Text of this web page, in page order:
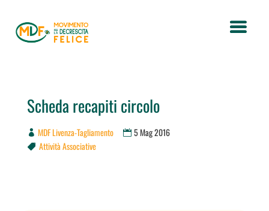
Scheda recapiti circolo
MDF Livenza-Tagliamento 5 Mag 2016
 Attività Associative